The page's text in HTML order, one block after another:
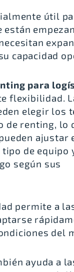
útil
están
capacidad
para
flexibilidad.
elegir los
de renting, lo
ajustar
de equipo
según sus
permite a
del
ayuda a